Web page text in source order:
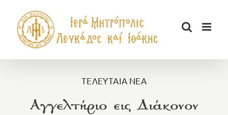
περιεχόμενο
ΤΕΛΕΥΤΑΙΑ ΝΕΑ
Αγγελτήριο εις Διάκονον